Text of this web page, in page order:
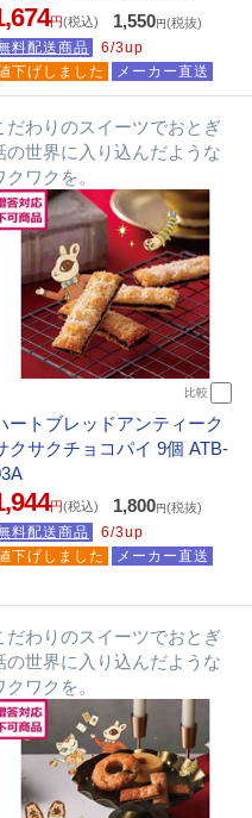
円(税込) 1,550円(税抜)
料配送商品
6/3up
下げしました
メーカー直送
だわりのスイーツでおとぎ
の世界に入り込んだような
クワクを。
比較
ートブレッドアンティーク
クサクチョコパイ 9個 ATB-
円(税込) 1,800円(税抜)
料配送商品
6/3up
下げしました
メーカー直送
だわりのスイーツでおとぎ
の世界に入り込んだような
クワクを。